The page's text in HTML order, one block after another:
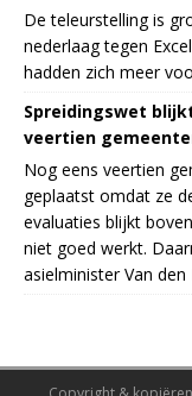
De teleurstelling is
nederlaag tegen
hadden zich meer
Spreidingswet
veertien
Nog eens veertien
geplaatst omdat ze
evaluaties blijkt
niet goed werkt.
asielminister Van den